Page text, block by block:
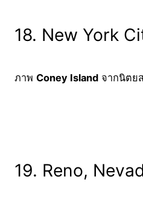
18. New York
ภาพ Coney Island จากนิตย
19. Reno,